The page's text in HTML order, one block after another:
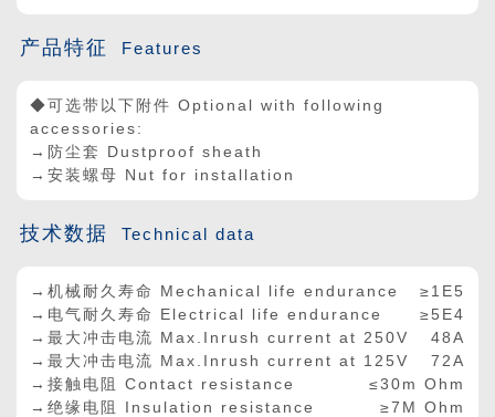
产品特征 Features
◆可选带以下附件 Optional with following
accessories:
→防尘套 Dustproof sheath
→安装螺母 Nut for installation
技术数据 Technical data
→机械耐久寿命 Mechanical life endurance
≥1E5
→电气耐久寿命 Electrical life endurance
≥5E4
→最大冲击电流 Max.Inrush current at 250V
48A
→最大冲击电流 Max.Inrush current at 125V
72A
→接触电阻 Contact resistance
≤30m Ohm
→绝缘电阻 Insulation resistance
≥7M Ohm